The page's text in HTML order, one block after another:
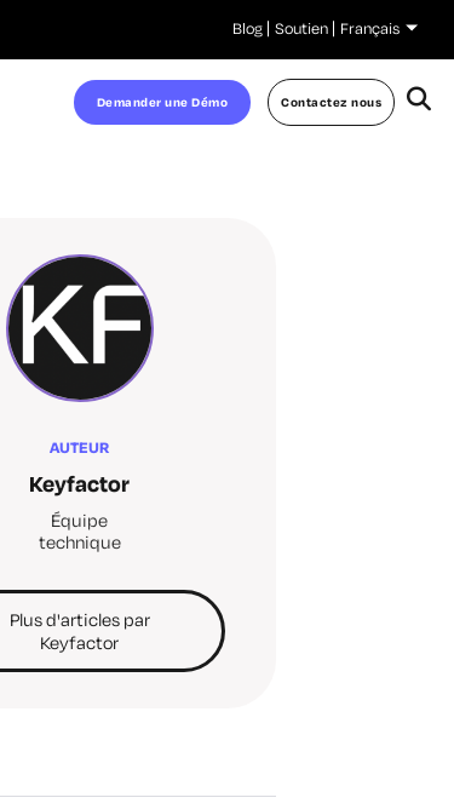
Blog Soutien Français
Demander une Démo Contactez nous
AUTEUR
Keyfactor
Équipe
technique
Plus d'articles par
Keyfactor